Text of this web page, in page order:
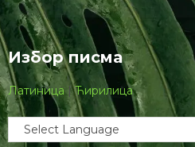
Коначни резултати
биологије 2026 (СШ)
Резултати републичког
Најновије за